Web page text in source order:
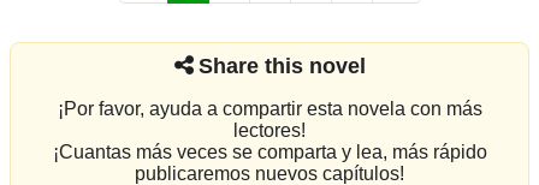
Share this novel
¡Por favor, ayuda a compartir esta novela con más
lectores!
¡Cuantas más veces se comparta y lea, más rápido
publicaremos nuevos capítulos!